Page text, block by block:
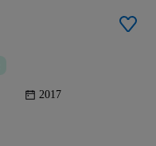
2017